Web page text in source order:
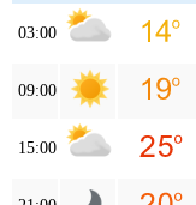
03:00
09:00
15:00